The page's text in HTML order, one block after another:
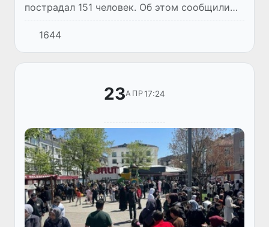
пострадал 151 человек. Об этом сообщили
местные власти.
1644
23АПР17:24